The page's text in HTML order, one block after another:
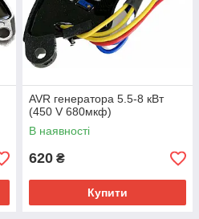
AVR генератора 5.5-8 кВт
(450 V 680мкф)
В наявності
620 ₴
Купити